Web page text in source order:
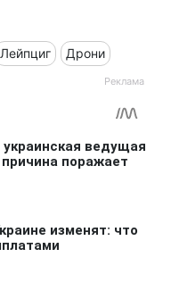
Лейпциг Дрони